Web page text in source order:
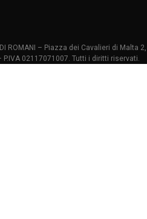
ROMANI – Piazza dei Cavalieri di Malta 2,
02117071007. Tutti i diritti riservati.